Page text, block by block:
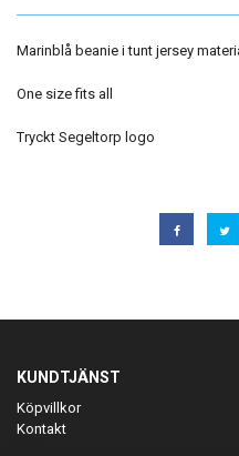
Marinblå beanie i tunt jersey
One size fits all
Tryckt Segeltorp logo
KUNDTJÄNST
Köpvillkor
Kontakt